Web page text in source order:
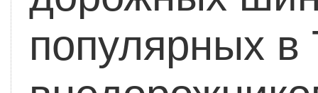
популярных